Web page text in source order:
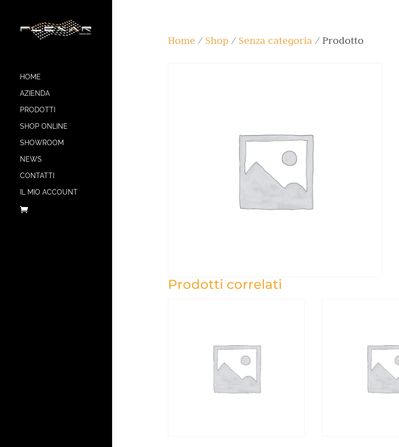
HOME
AZIENDA
PRODOTTI
SHOP ONLINE
SHOWROOM
NEWS
CONTATTI
IL MIO ACCOUNT
Home / Shop / Senza categoria/ Prodotto
Prodotti correlati